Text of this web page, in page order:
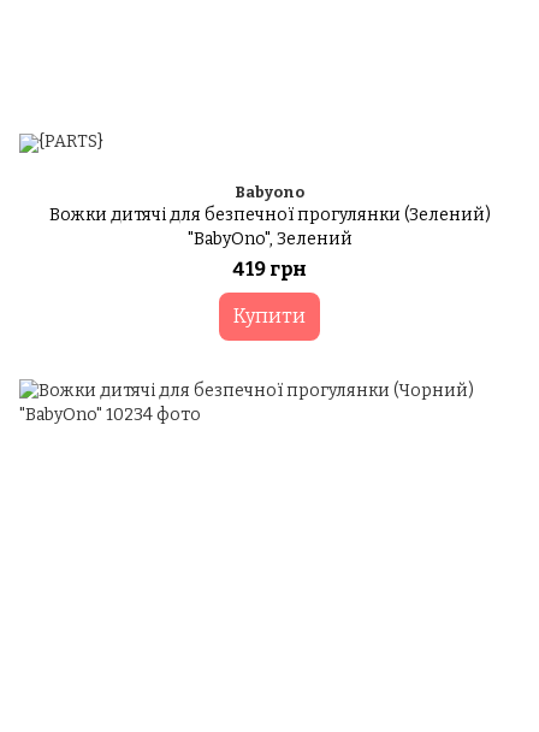
Babyono
Вожки дитячі для безпечної прогулянки (Зелений)
"BabyOno", Зелений
419 грн
Купити